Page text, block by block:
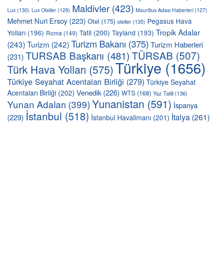
Lux (130) Lux Oteller (129) Maldivler(423) Mauritius Adası Haberleri (127)
Mehmet Nuri Ersoy (223) Otel (175) oteller(135) Pegasus Hava
Yolları (196) Roma (149) Tatil (200) Tayland (193) Tropik Adalar
(243) Turizm (242) Turizm Bakanı (375) Turizm Haberleri
(231) TURSAB Başkanı (481)TÜRSAB (507)
Türk Hava Yolları (575)Türkiye (1656)
Türkiye Seyahat Acentaları Birliği (279) Türkiye Seyahat
Acentaları Birliği (202) Venedik (226) WTS (168) Yaz Tatili(136)
Yunan Adaları (399)Yunanistan (591) İspanya
(229) İstanbul (518) İstanbul Havalimanı (201) İtalya (261)